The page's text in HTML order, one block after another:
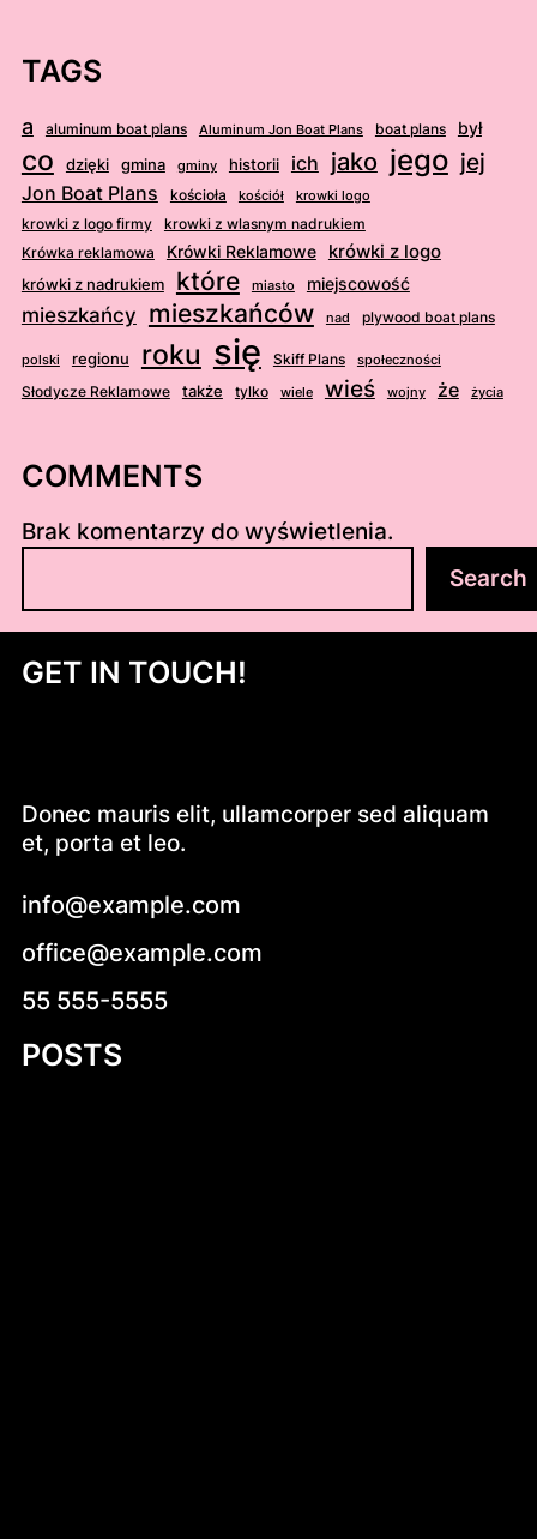
TAGS
a aluminum boat plans Aluminum Jon Boat Plans boat plans był
co dzięki gmina gminy historii ich jako jego jej
Jon Boat Plans kościoła kościół krowki logo
krowki z logo firmy
krowki z wlasnym nadrukiem
Krówka reklamowa
Krówki Reklamowe krówki z logo
krówki z nadrukiem które miasto miejscowość
mieszkańcy mieszkańców nad plywood boat plans
polski regionu roku się Skiff Plans społeczności
Słodycze Reklamowe także tylko wiele wieś wojny że życia
COMMENTS
Brak komentarzy do wyświetlenia.
u
a
Search
GET IN TOUCH!
Donec mauris elit, ullamcorper sed aliquam
et, porta et leo.
info@example.com
office@example.com
55 555-5555
POSTS